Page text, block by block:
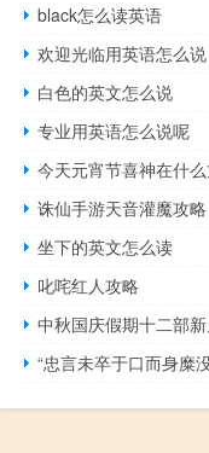
black怎么读英语
欢迎光临用英语怎么说
白色的英文怎么说
专业用英语怎么说呢
今天元宵节喜神在什
诛仙手游天音灌魔攻略
坐下的英文怎么读
叱咤红人攻略
中秋国庆假期十二部
“忠言未卒于口而身糜